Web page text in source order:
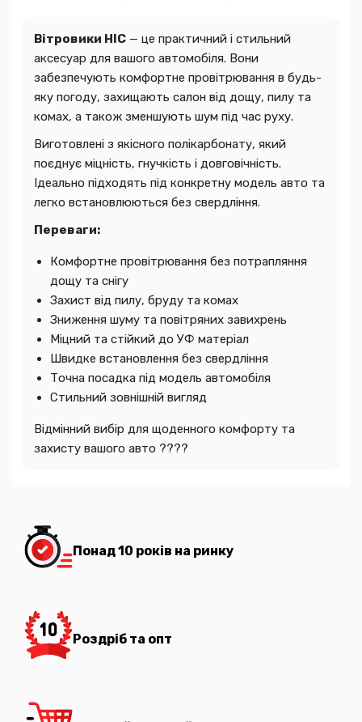
Вітровики HIC — це практичний і стильний
аксесуар для вашого автомобіля. Вони
забезпечують комфортне провітрювання в будь-
яку погоду, захищають салон від дощу, пилу та
комах, а також зменшують шум під час руху.
Виготовлені з якісного полікарбонату, який
поєднує міцність, гнучкість і довговічність.
Ідеально підходять під конкретну модель авто та
легко встановлюються без свердління.
Переваги:
Комфортне провітрювання без потрапляння
дощу та снігу
Захист від пилу, бруду та комах
Зниження шуму та повітряних завихрень
Міцний та стійкий до УФ матеріал
Швидке встановлення без свердління
Точна посадка під модель автомобіля
Стильний зовнішній вигляд
Відмінний вибір для щоденного комфорту та
захисту вашого авто ????
Понад 10 років на ринку
Роздріб та опт